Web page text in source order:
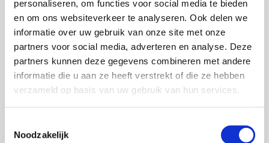
personaliseren, om functies voor social media te bieden
en om ons websiteverkeer te analyseren. Ook delen we
informatie over uw gebruik van onze site met onze
partners voor social media, adverteren en analyse. Deze
partners kunnen deze gegevens combineren met andere
informatie die u aan ze heeft verstrekt of die ze hebben
verzameld op basis van uw gebruik van hun services.
Noodzakelijk